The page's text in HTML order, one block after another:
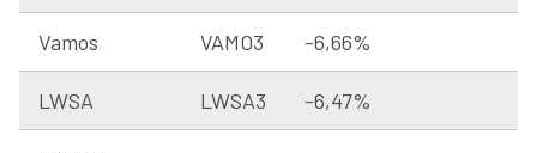
Vamos VAMO3 -6,66%
LWSA LWSA3 -6,47%